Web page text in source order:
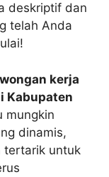
deskriptif dan
telah Anda
kerja
Kabupaten
mungkin
dinamis,
tertarik untuk